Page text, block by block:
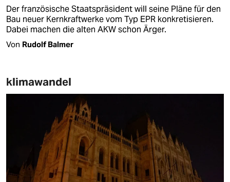
Der französische Staatspräsident will seine Pläne für den
Bau neuer Kernkraftwerke vom Typ EPR konkretisieren.
Dabei machen die alten AKW schon Ärger.
Von Rudolf Balmer
klimawandel